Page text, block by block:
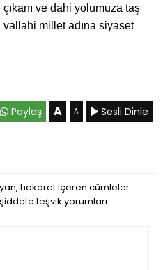
çıkanı ve dahi yolumuza taş
vallahi millet adına siyaset
Paylaş A A Sesli Dinle
hakaret içeren cümleler
teşvik yorumları